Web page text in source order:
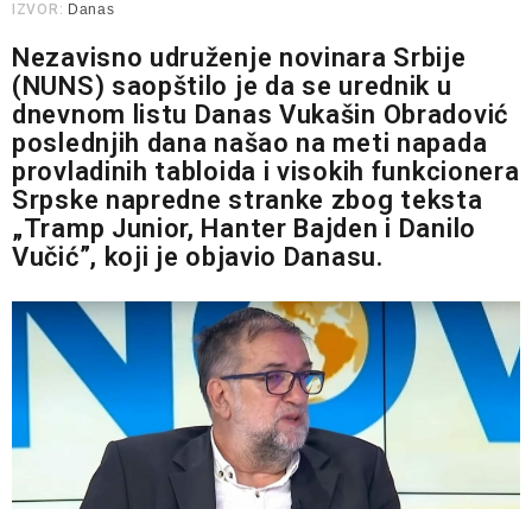
IZVOR: Danas
Nezavisno udruženje novinara Srbije
(NUNS) saopštilo je da se urednik u
dnevnom listu Danas Vukašin Obradović
poslednjih dana našao na meti napada
provladinih tabloida i visokih funkcionera
Srpske napredne stranke zbog teksta
„Tramp Junior, Hanter Bajden i Danilo
Vučić”, koji je objavio Danasu.